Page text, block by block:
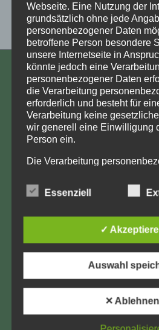
KONTAKT
Aufarbeitung und
Kinderverschickung e.V.
Anja Röhl
12059 Berlin
info@Verschickungsheime.de
Impressum
LK-Login
AEKV e.V.
Webseite. Eine Nutzung der
grundsätzlich ohne jede
personenbezogener Daten
betroffene Person besondere
unsere Internetseite in
könnte jedoch eine
personenbezogener Daten
die Verarbeitung
erforderlich und besteht für
Verarbeitung keine
wir generell eine Einwilligung
Person ein.
Die Verarbeitung
Adresse oder Telefonnummer
Person, erfolgt stets im
landesspezifischen
Mittels dieser
und Zweck der von uns
verarbeiteten
mittels dieser
zustehenden Rechte
Essenziell
✓
Auswahl
✕ Ablehnen